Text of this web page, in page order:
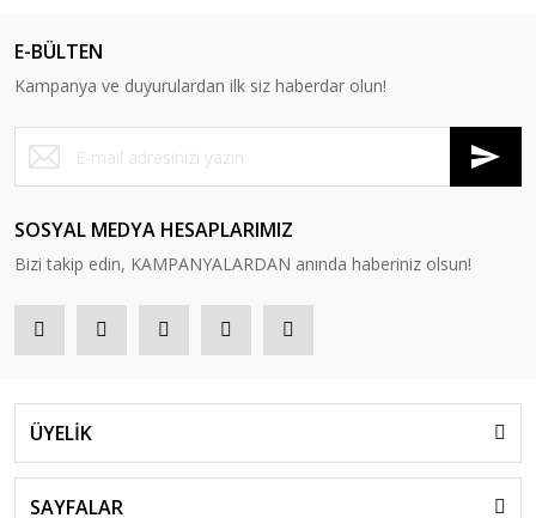
E-BÜLTEN
Kampanya ve duyurulardan ilk siz haberdar olun!
SOSYAL MEDYA HESAPLARIMIZ
Bizi takip edin, KAMPANYALARDAN anında haberiniz olsun!
ÜYELİK
SAYFALAR